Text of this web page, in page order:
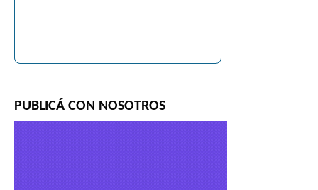
PUBLICÁ CON NOSOTROS